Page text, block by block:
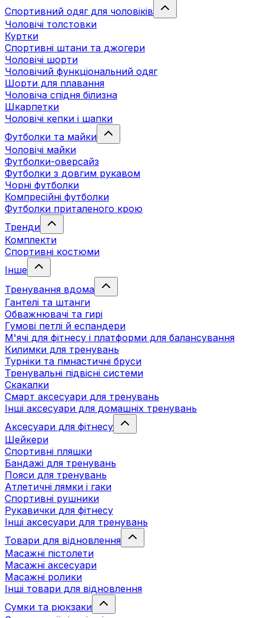
Спортивний одяг для чоловіків
Чоловічі толстовки
Куртки
Спортивні штани та джогери
Чоловічі шорти
Чоловічий функціональний одяг
Шорти для плавання
Чоловіча спідня білизна
Шкарпетки
Чоловічі кепки і шапки
Футболки та майки
Чоловічі майки
Футболки-оверсайз
Футболки з довгим рукавом
Чорні футболки
Компресійні футболки
Футболки приталеного крою
Тренди
Комплекти
Спортивні костюми
Інше
Тренування вдома
Гантелі та штанги
Обважнювачі та гирі
Гумові петлі й еспандери
М'ячі для фітнесу і платформи для балансування
Килимки для тренувань
Турніки та гімнастичні бруси
Тренувальні підвісні системи
Скакалки
Смарт аксесуари для тренувань
Інші аксесуари для домашніх тренувань
Аксесуари для фітнесу
Шейкери
Спортивні пляшки
Бандажі для тренувань
Пояси для тренувань
Атлетичні лямки і гаки
Спортивні рушники
Рукавички для фітнесу
Інші аксесуари для тренувань
Товари для відновлення
Масажні пістолети
Масажні аксесуари
Масажні ролики
Інші товари для відновлення
Сумки та рюкзаки